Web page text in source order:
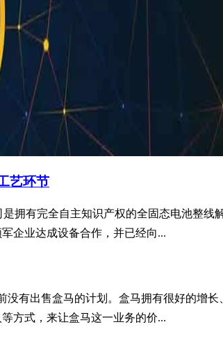
艺环节
拥有完全自主知识产权的全固态电池整
企业达成设备合作，并已经向...
有出售盒马的计划。盒马拥有很好的增
方式，来让盒马这一业务的价...